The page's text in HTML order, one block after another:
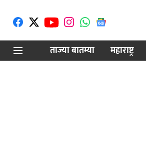
ताज्या बातम्या
महाराष्ट्र